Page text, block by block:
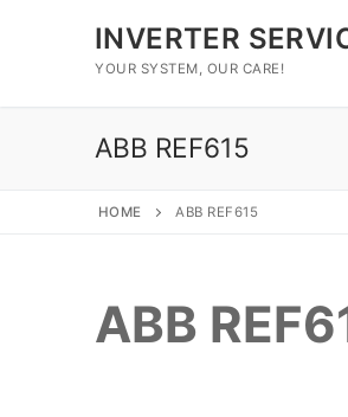
περιεχόμενο
INVERTER
YOUR SYSTEM, OUR CARE!
ABB REF615
HOME ABB REF615
ABB